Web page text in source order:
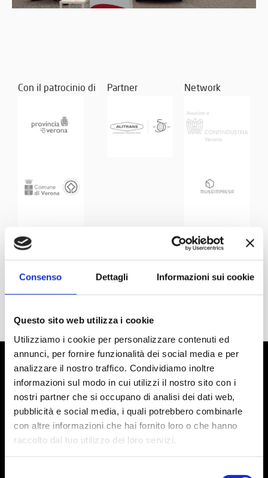
Consenso Dettagli Informazioni sui cookie
Questo sito web utilizza i cookie
Utilizziamo i cookie per personalizzare contenuti ed
annunci, per fornire funzionalità dei social media e per
analizzare il nostro traffico. Condividiamo inoltre
informazioni sul modo in cui utilizzi il nostro sito con i
nostri partner che si occupano di analisi dei dati web,
pubblicità e social media, i quali potrebbero combinarle
con altre informazioni che hai fornito loro o che hanno
raccolto dal tuo utilizzo dei loro servizi.
Con il patrocinio di Partner Network